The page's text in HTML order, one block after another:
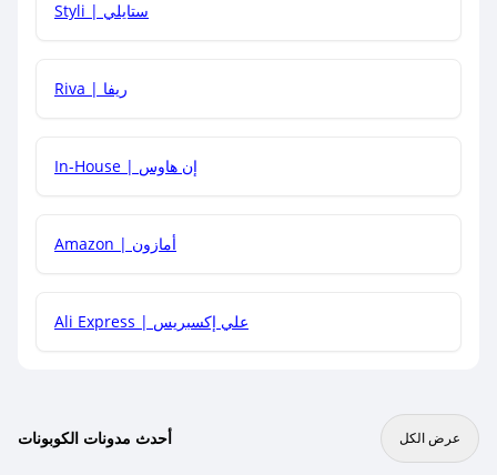
هل يمكنني جمع كود خصم مع العروض الأخرى؟
Styli | ستايلي
Riva | ريفا
In-House | إن هاوس
Amazon | أمازون
Ali Express | علي إكسبريس
أحدث مدونات الكوبونات عرض الكل